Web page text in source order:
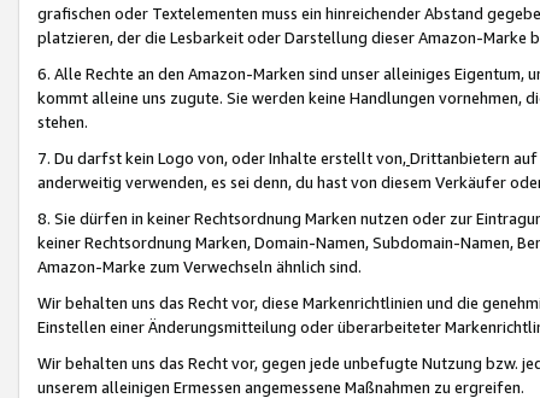
grafischen oder Textelementen muss ein hinreichender Abstand
platzieren, der die Lesbarkeit oder Darstellung dieser Amazon-Marke
6. Alle Rechte an den Amazon-Marken sind unser alleiniges
kommt alleine uns zugute. Sie werden keine Handlungen vornehmen,
stehen.
7. Du darfst kein Logo von, oder Inhalte erstellt von,Drittanbietern auf
anderweitig verwenden, es sei denn, du hast von diesem Verkäufer
8. Sie dürfen in keiner Rechtsordnung Marken nutzen oder zur
keiner Rechtsordnung Marken, Domain-Namen, Subdomain-Namen,
Amazon-Marke zum Verwechseln ähnlich sind.
Wir behalten uns das Recht vor, diese Markenrichtlinien und die
Einstellen einer Änderungsmitteilung oder überarbeiteter
Wir behalten uns das Recht vor, gegen jede unbefugte Nutzung bzw.
unserem alleinigen Ermessen angemessene Maßnahmen zu ergreifen.